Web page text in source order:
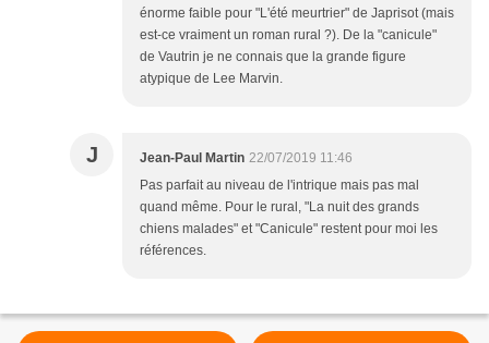
énorme faible pour "L'été meurtrier" de Japrisot (mais
est-ce vraiment un roman rural ?). De la "canicule"
de Vautrin je ne connais que la grande figure
atypique de Lee Marvin.
J Jean-Paul Martin 22/07/2019 11:46
Pas parfait au niveau de l'intrique mais pas mal
quand même. Pour le rural, "La nuit des grands
chiens malades" et "Canicule" restent pour moi les
références.